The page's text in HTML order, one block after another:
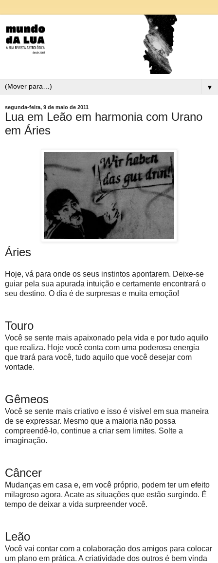
▼
segunda-feira, 9 de maio de 2011
Lua em Leão em harmonia com Urano
em Áries
Áries
Hoje, vá para onde os seus instintos apontarem. Deixe-se
guiar pela sua apurada intuição e certamente encontrará o
seu destino. O dia é de surpresas e muita emoção!
Touro
Você se sente mais apaixonado pela vida e por tudo aquilo
que realiza. Hoje você conta com uma poderosa energia
que trará para você, tudo aquilo que você desejar com
vontade.
Gêmeos
Você se sente mais criativo e isso é visível em sua maneira
de se expressar. Mesmo que a maioria não possa
compreendê-lo, continue a criar sem limites. Solte a
imaginação.
Câncer
Mudanças em casa e, em você próprio, podem ter um efeito
milagroso agora. Acate as situações que estão surgindo. É
tempo de deixar a vida surpreender você.
Leão
Você vai contar com a colaboração dos amigos para colocar
um plano em prática. A criatividade dos outros é bem vinda